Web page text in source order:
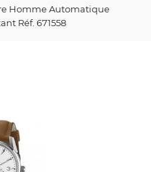
Homme Automatique
Réf. 671558